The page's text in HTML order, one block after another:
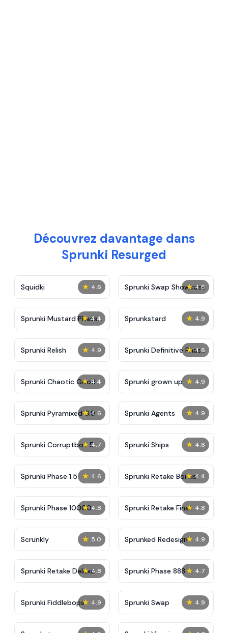
Découvrez davantage dans
Sprunki Resurged
★ 4.6
Squidki ★ 4.8
Sprunki Swap Showcase
★ 4.4
Sprunki Mustard Phase
2
★ 4.9
Sprunkstard
★ 4.9
Sprunki Relish ★ 4.6
Sprunki Definitive Phase
7
★ 4.4
Sprunki Chaotic Good ★ 4.9
Sprunki grown up
★ 4.6
Sprunki Pyramixed 0.9 ★ 4.9
Sprunki Agents
★ 4.7
Sprunki Corruptbox 5 ★ 4.6
Sprunki Ships
★ 4.6
Sprunki Phase 1.5 ★ 4.4
Sprunki Retake Bonus
★ 4.8
Sprunki Phase 10000 ★ 4.8
Sprunki Retake Final
Update
★ 5.0
Scrunkly ★ 4.9
Sprunked Redesign
★ 4.8
Sprunki Retake Deluxe ★ 4.7
Sprunki Phase 888
★ 4.9
Sprunki Fiddlebops ★ 4.9
Sprunki Swap